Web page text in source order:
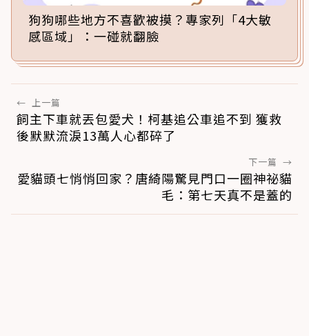
狗狗哪些地方不喜歡被摸？專家列「4大敏
感區域」：一碰就翻臉
← 上一篇
飼主下車就丟包愛犬！柯基追公車追不到 獲救
後默默流淚13萬人心都碎了
下一篇 →
愛貓頭七悄悄回家？唐綺陽驚見門口一圈神祕貓
毛：第七天真不是蓋的